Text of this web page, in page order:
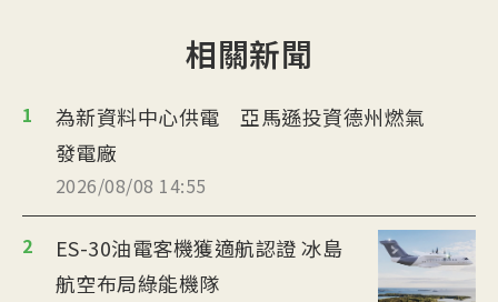
相關新聞
1
為新資料中心供電 亞馬遜投資德州燃氣
發電廠
2026/08/08 14:55
2
ES-30油電客機獲適航認證 冰島
航空布局綠能機隊